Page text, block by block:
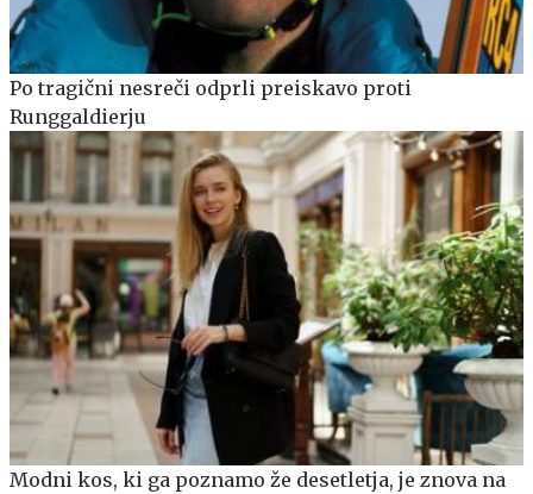
Po tragični nesreči odprli preiskavo proti
Runggaldierju
Modni kos, ki ga poznamo že desetletja, je znova na